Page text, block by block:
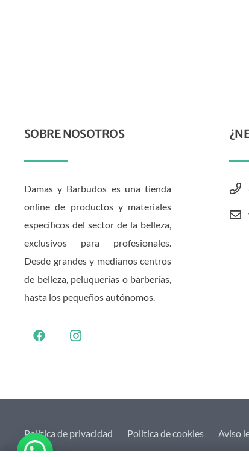
SOBRE NOSOTROS
Damas y Barbudos es una tienda
online de productos y materiales
específicos del sector de la belleza,
exclusivos para profesionales.
Desde grandes y medianos centros
de belleza, peluquerías o barberías,
hasta los pequeños autónomos.
Política de privacidad Política de cookies Aviso